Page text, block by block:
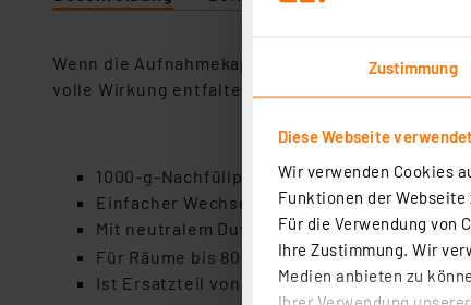
Zustimmung
Diese Webseite
Wir verwenden Cookies
Funktionen der
Für die Verwendung von
Ihre Zustimmung. Wir
Medien anbieten zu
Ihrer Verwendung
Wenn die Aufnahmekapazität des
volle Wirkung entfalten.
1000-g-Nachfüllpack für Wohnraum-
Einfacher Wechsel, langanhaltend wirksam
Mit neutralem Duft für ein angenehmes
Für Räume bis 80 m
Ist Ersatzteil von 250713